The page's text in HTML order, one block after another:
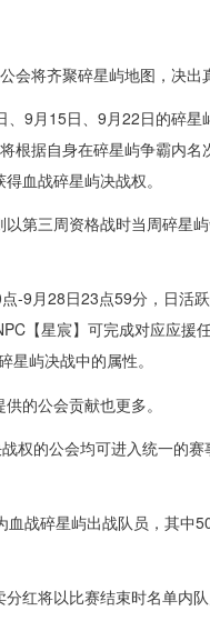
会将齐聚碎星屿地图，决出
9月15日、9月22日的碎星
根据自身在碎星屿争霸内名
血战碎星屿决战权。
第三周资格战时当周碎星
-9月28日23点59分，日活跃
【星宸】可完成对应应援
屿决战中的属性。
的公会贡献也更多。
权的公会均可进入统一的
战碎星屿出战队员，其中
红将以比赛结束时名单内队